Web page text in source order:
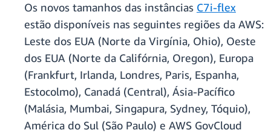
Os novos tamanhos das instâncias C7i-flex
estão disponíveis nas seguintes regiões da AWS:
Leste dos EUA (Norte da Virgínia, Ohio), Oeste
dos EUA (Norte da Califórnia, Oregon), Europa
(Frankfurt, Irlanda, Londres, Paris, Espanha,
Estocolmo), Canadá (Central), Ásia-Pacífico
(Malásia, Mumbai, Singapura, Sydney, Tóquio),
América do Sul (São Paulo) e AWS GovCloud